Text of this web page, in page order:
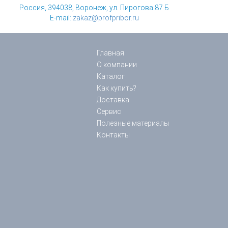
Россия, 394038, Воронеж, ул. Пирогова 87 Б
E-mail: zakaz@profpribor.ru
Главная
О компании
Каталог
Как купить?
Доставка
Сервис
Полезные материалы
Контакты